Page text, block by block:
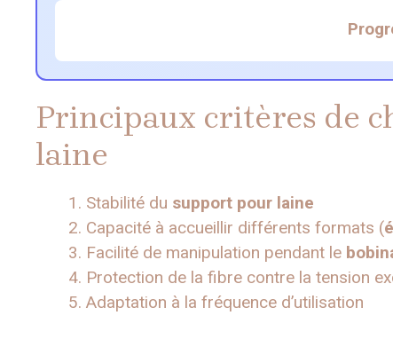
Principaux critères de
laine
Stabilité du support pour laine
Capacité à accueillir différents formats (
Facilité de manipulation pendant le
Protection de la fibre contre la tension
Adaptation à la fréquence d’utilisation